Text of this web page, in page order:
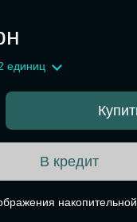
единиц
В кредит
накопительной